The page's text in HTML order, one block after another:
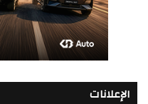
الإعلانات